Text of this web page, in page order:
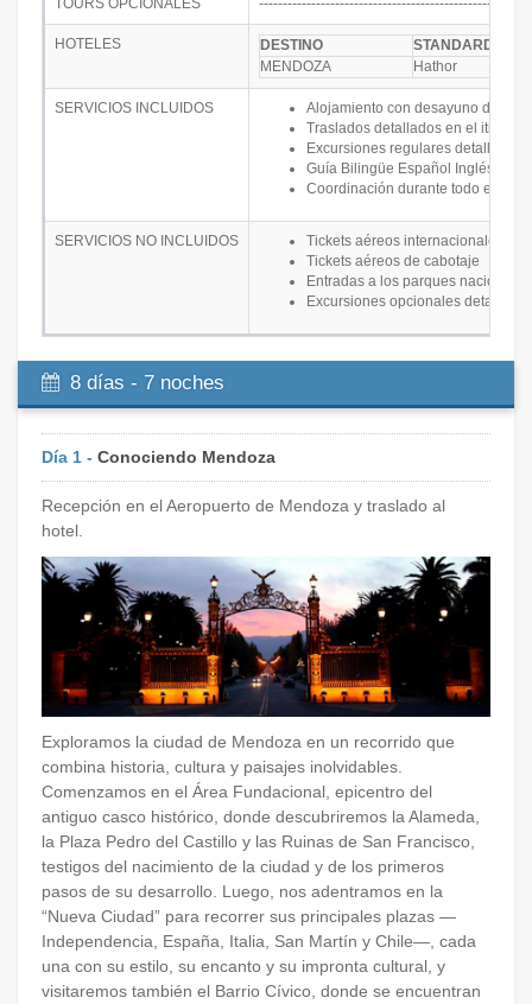
HOTELES DESTINO
STANDARD
MENDOZA
Hathor
SERVICIOS INCLUIDOS
Alojamiento con desayuno de
Traslados detallados en el
Excursiones regulares detalladas
Guía Bilingüe Español Inglés
Coordinación durante todo el viaje
SERVICIOS NO INCLUIDOS
Tickets aéreos internacionales
Tickets aéreos de cabotaje
Entradas a los parques nacionales
Excursiones opcionales
8 días - 7 noches
Día 1 - Conociendo Mendoza
Recepción en el Aeropuerto de Mendoza y traslado al
hotel.
Exploramos la ciudad de Mendoza en un recorrido que
combina historia, cultura y paisajes inolvidables.
Comenzamos en el Área Fundacional, epicentro del
antiguo casco histórico, donde descubriremos la Alameda,
la Plaza Pedro del Castillo y las Ruinas de San Francisco,
testigos del nacimiento de la ciudad y de los primeros
pasos de su desarrollo. Luego, nos adentramos en la
“Nueva Ciudad” para recorrer sus principales plazas —
Independencia, España, Italia, San Martín y Chile—, cada
una con su estilo, su encanto y su impronta cultural, y
visitaremos también el Barrio Cívico, donde se encuentran